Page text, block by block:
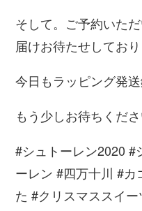
そして。ご予約いた
届けお待たせしており
今日もラッピング発
もう少しお待ちくださ
#シュトーレン2020 #
ーレン #四万十川 #
た #クリスマススイ